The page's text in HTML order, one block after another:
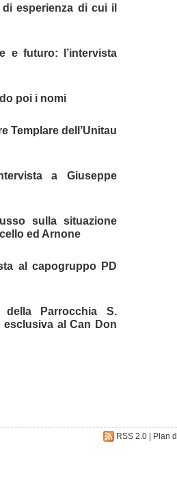
esperienza di cui il
e futuro: l’intervista
poi i nomi
Templare dell’Unitau
a Giuseppe
sulla situazione
ed Arnone
al capogruppo PD
Parrocchia S.
al Can Don
RSS 2.0| Plan